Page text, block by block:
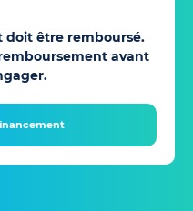
doit être remboursé.
avant